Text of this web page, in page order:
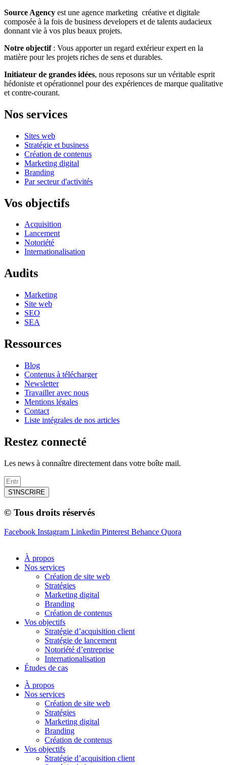
Source Agency est une agence marketing créative et digitale
composée à la fois de business developers et de talents audacieux
donnant vie à vos plus beaux projets.
Notre objectif: Vous apporter un regard extérieur expert en la
matière pour les projets riches de sens et durables.
Initiateur de grandes idées, nous reposons sur un véritable esprit
hédoniste et opérationnel pour des expériences de marque qualitative
et contre-courant.
Nos services
Sites web
Stratégie et business
Création de contenus
Marketing digital
Branding
Par secteur d'activités
Vos objectifs
Acquisition
Lancement
Notoriété
Internationalisation
Audits
Marketing
Site web
SEO
SEA
Ressources
Blog
Contenus à télécharger
Newsletter
Travailler avec nous
Mentions légales
Contact
Liste intégrales de nos articles
Restez connecté
Les news à connaître directement dans votre boîte mail.
S'INSCRIRE
© Tous droits réservés
Facebook Instagram Linkedin Pinterest Behance Quora
À propos
Nos services
Création de site web
Stratégies
Marketing digital
Branding
Création de contenus
Vos objectifs
Stratégie d’acquisition client
Stratégie de lancement
Notoriété d’entreprise
Internationalisation
Études de cas
À propos
Nos services
Création de site web
Stratégies
Marketing digital
Branding
Création de contenus
Vos objectifs
Stratégie d’acquisition client